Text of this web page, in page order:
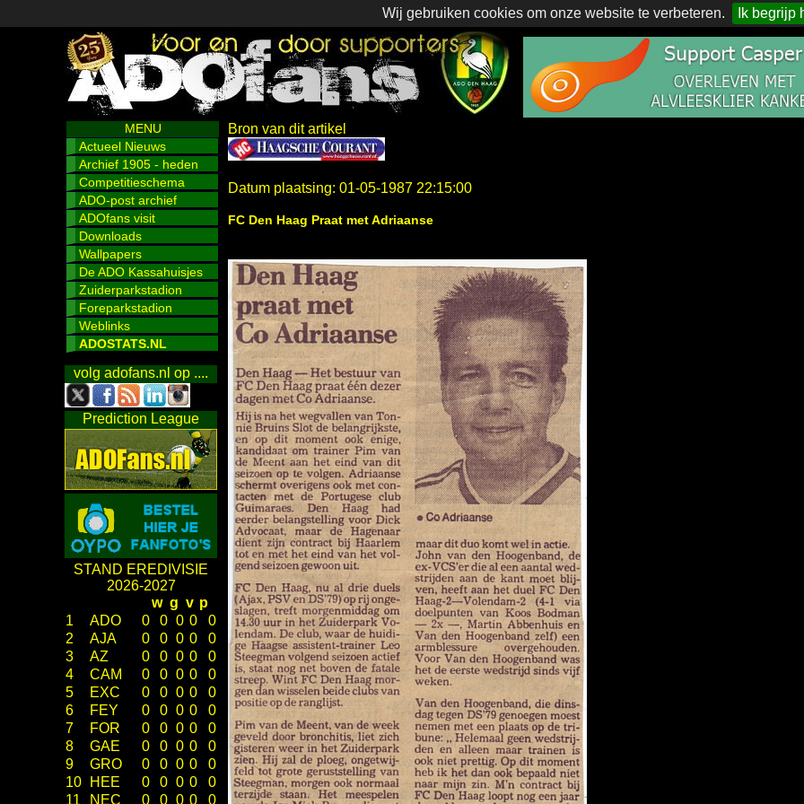
Wij gebruiken cookies om onze website te verbeteren. Ik begrijp
MENU
Actueel Nieuws
Archief 1905 - heden
Competitieschema
ADO-post archief
ADOfans visit
Downloads
Wallpapers
De ADO Kassahuisjes
Zuiderparkstadion
Foreparkstadion
Weblinks
ADOSTATS.NL
volg adofans.nl op ....
Prediction League
STAND EREDIVISIE
2026-2027
w g v p
1
ADO 0 0 0 0
0
2
AJA 0 0 0 0
0
3
AZ 0 0 0 0
0
4
CAM 0 0 0 0
0
5
EXC 0 0 0 0
0
6
FEY 0 0 0 0
0
7
FOR 0 0 0 0
0
8
GAE 0 0 0 0
0
9
GRO 0 0 0 0
0
10
HEE 0 0 0 0
0
11
NEC 0 0 0 0 0
Bron van dit artikel
Datum plaatsing: 01-05-1987 22:15:00
FC Den Haag Praat met Adriaanse